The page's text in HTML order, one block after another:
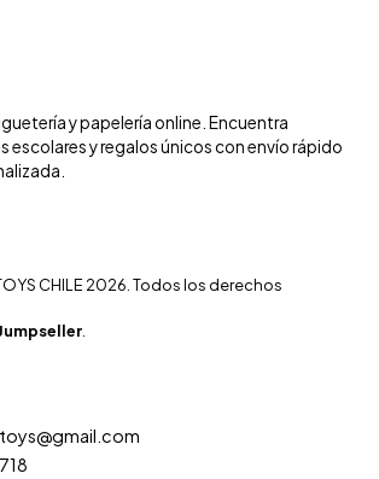
y papelería online. Encuentra
escolares y regalos únicos con envío rápido
CHILE 2026. Todos los derechos
.